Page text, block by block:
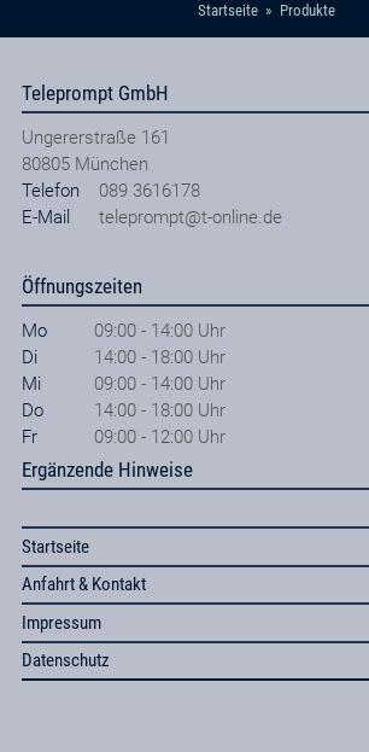
Startseite Produkte
Teleprompt GmbH
Ungererstraße 161
80805 München
Telefon
089 3616178
E-Mail
teleprompt@t-online.de
Öffnungszeiten
Mo
09:00 - 14:00 Uhr
Di
14:00 - 18:00 Uhr
Mi
09:00 - 14:00 Uhr
Do
14:00 - 18:00 Uhr
Fr
09:00 - 12:00 Uhr
Ergänzende Hinweise
Startseite
Anfahrt & Kontakt
Impressum
Datenschutz